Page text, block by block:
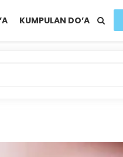
KUMPULAN DO’A